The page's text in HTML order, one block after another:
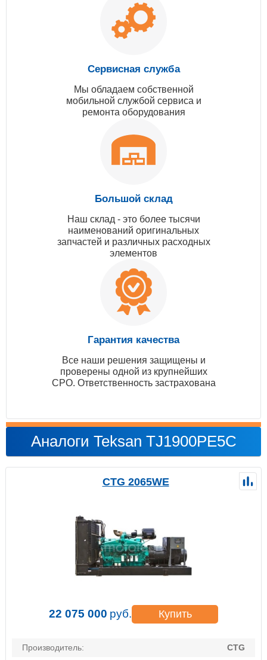
Сервисная служба
Мы обладаем собственной
мобильной службой сервиса и
ремонта оборудования
Большой склад
Наш склад - это более тысячи
наименований оригинальных
запчастей и различных расходных
элементов
Гарантия качества
Все наши решения защищены и
проверены одной из крупнейших
СРО. Ответственность застрахована
Аналоги Teksan TJ1900PE5C
CTG 2065WE
22 075 000 руб. Купить
Производитель:
CTG